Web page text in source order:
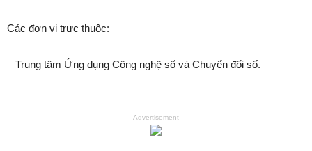
Các đơn vị trực thuộc:
– Trung tâm Ứng dụng Công nghệ số và Chuyển đổi số.
- Advertisement -